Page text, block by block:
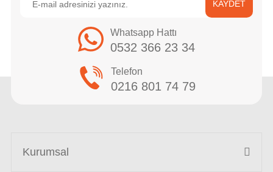
KAYDET
Whatsapp Hattı
0532 366 23 34
Telefon
0216 801 74 79
Kurumsal